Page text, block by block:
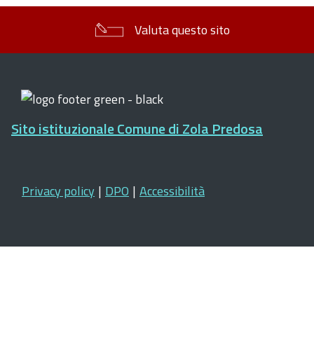
Valuta questo sito
Sito istituzionale Comune di Zola Predosa
Privacy policy | DPO | Accessibilità